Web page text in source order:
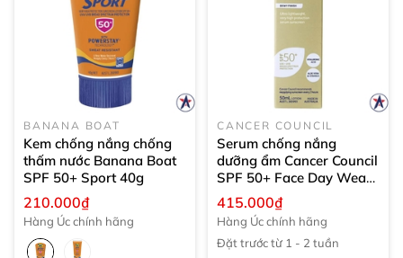
BANANA BOAT
Kem chống nắng chống
thấm nước Banana Boat
SPF 50+ Sport40g
210.000₫
Hàng Úc chính hãng
CANCER COUNCIL
Serum chống nắng
dưỡng ẩm Cancer Council
SPF 50+ Face Day Wear
Serum 50ml
415.000₫
Hàng Úc chính hãng
Đặt trước từ 1 - 2 tuần